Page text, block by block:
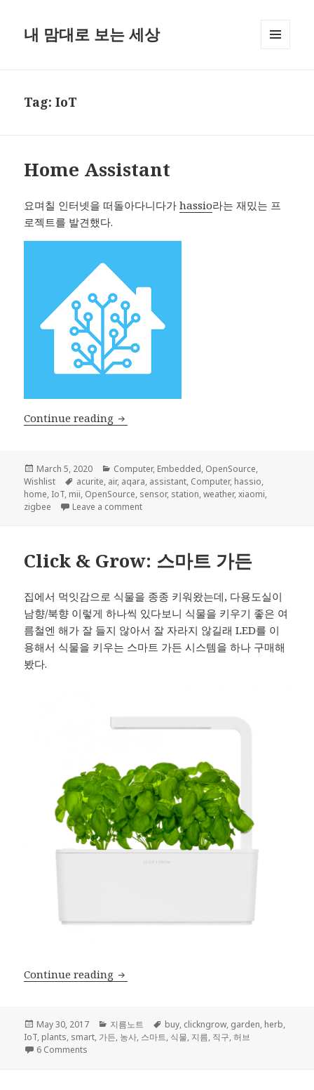
내 맘대로 보는 세상
Tag:IoT
Home Assistant
요며칠 인터넷을 떠돌아다니다가hassio라는 재밌는 프
로젝트를 발견했다.
Continue reading Home Assistant
Posted
on
March 5, 2020 Categories
Computer, Embedded, OpenSource,
Wishlist
Tags
acurite, air, aqara, assistant, Computer, hassio,
home, IoT, mii, OpenSource, sensor, station,weather,xiaomi,
zigbee
Leave a commenton Home Assistant
Click & Grow: 스마트 가든
집에서 먹잇감으로 식물을 종종 키워왔는데, 다용도실이
남향/북향 이렇게 하나씩 있다보니 식물을 키우기 좋은 여
름철엔 해가 잘 들지 않아서 잘 자라지 않길래 LED를 이
용해서 식물을 키우는 스마트 가든 시스템을 하나 구매해
봤다.
Continue reading Click & Grow: 스마트 가든
Posted
on
May 30, 2017 Categories
지름노트 Tags
buy, clickngrow, garden, herb,
IoT, plants, smart, 가든, 농사, 스마트, 식물, 지름, 직구,허브
6 Comments